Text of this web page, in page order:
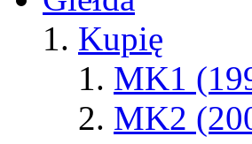
Kupię
MK1
MK2